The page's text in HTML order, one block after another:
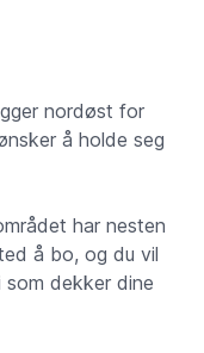
nordøst for
å holde seg
har nesten
å bo, og du vil
som dekker dine